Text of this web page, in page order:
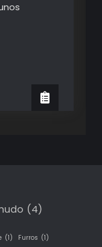
(4)
(1) Furros (1)